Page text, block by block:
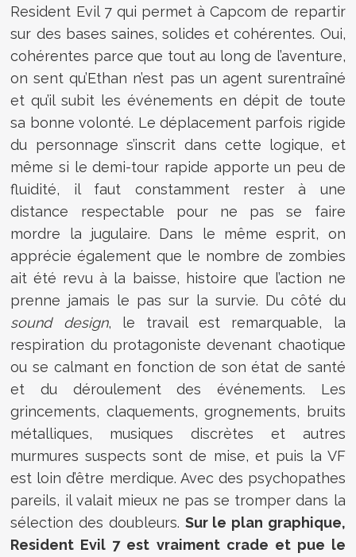
Resident Evil 7 qui permet à Capcom de repartir
sur des bases saines, solides et cohérentes. Oui,
cohérentes parce que tout au long de l’aventure,
on sent qu’Ethan n’est pas un agent surentraîné
et qu’il subit les événements en dépit de toute
sa bonne volonté. Le déplacement parfois rigide
du personnage s’inscrit dans cette logique, et
même si le demi-tour rapide apporte un peu de
fluidité, il faut constamment rester à une
distance respectable pour ne pas se faire
mordre la jugulaire. Dans le même esprit, on
apprécie également que le nombre de zombies
ait été revu à la baisse, histoire que l’action ne
prenne jamais le pas sur la survie. Du côté du
sound design, le travail est remarquable, la
respiration du protagoniste devenant chaotique
ou se calmant en fonction de son état de santé
et du déroulement des événements. Les
grincements, claquements, grognements, bruits
métalliques, musiques discrètes et autres
murmures suspects sont de mise, et puis la VF
est loin d’être merdique. Avec des psychopathes
pareils, il valait mieux ne pas se tromper dans la
sélection des doubleurs. Sur le plan graphique,
Resident Evil 7 est vraiment crade et pue le